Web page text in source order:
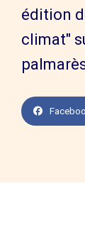
édition
climat"